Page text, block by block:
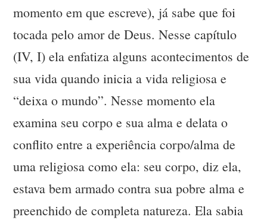
momento em que escreve), já sabe que foi
tocada pelo amor de Deus. Nesse capítulo
(IV, I) ela enfatiza alguns acontecimentos de
sua vida quando inicia a vida religiosa e
“deixa o mundo”. Nesse momento ela
examina seu corpo e sua alma e delata o
conflito entre a experiência corpo/alma de
uma religiosa como ela: seu corpo, diz ela,
estava bem armado contra sua pobre alma e
preenchido de completa natureza. Ela sabia